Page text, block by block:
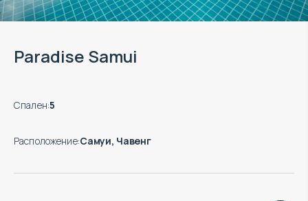
Paradise Samui
Спален:5
Расположение:Самуи, Чавенг